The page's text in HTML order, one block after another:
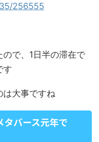
256555
ので、1日半の滞在で
す
は大事ですね
タバース元年で